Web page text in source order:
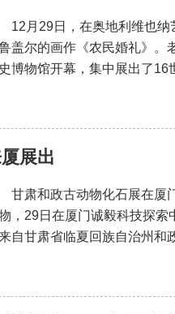
12月29日，在奥地利维也纳
盖尔的画作《农民婚礼》。
史博物馆开幕，集中展出了
展出
甘肃和政古动物化石展在厦
，29日在厦门诚毅科技探索
自甘肃省临夏回族自治州和